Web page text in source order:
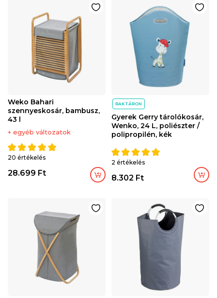
Weko Bahari
szennyeskosár, bambusz,
43 l
+ egyéb változatok
20 értékelés
28.699 Ft
RAKTÁRON
Gyerek Gerry tárolókosár,
Wenko, 24 L, poliészter /
polipropilén, kék
2 értékelés
8.302 Ft